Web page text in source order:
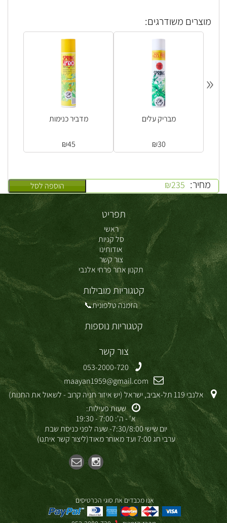
מחיר: ₪235 הוספה לסל
מוצרים משודרגים:
מדביר כנימות
₪45
מבריק עלים
₪30
«
תפריט
ראשי
סל קניות
אודותינו
צור קשר
תקנון אתר פרחי אלנבי
קטגוריות מובילות
הזמנה טלפונית📞
קטגוריות נוספות
צור קשר
053-2000-720
maayan1959@gmail.com
אלנבי 119 תל-אביב, ישראל (יש איזור חניה קרוב - לשאול את החנות)
שעות פעילות:
א' - ה': 7:00 - 19:30
יום שישי 7:30/8:00- שעה לפני כניסת שבת
ערבי חג 7:00 ועד מאוחר מאוד(ליצור קשר איתנו)
אנו מכבדים את סוגי הכרטיסים